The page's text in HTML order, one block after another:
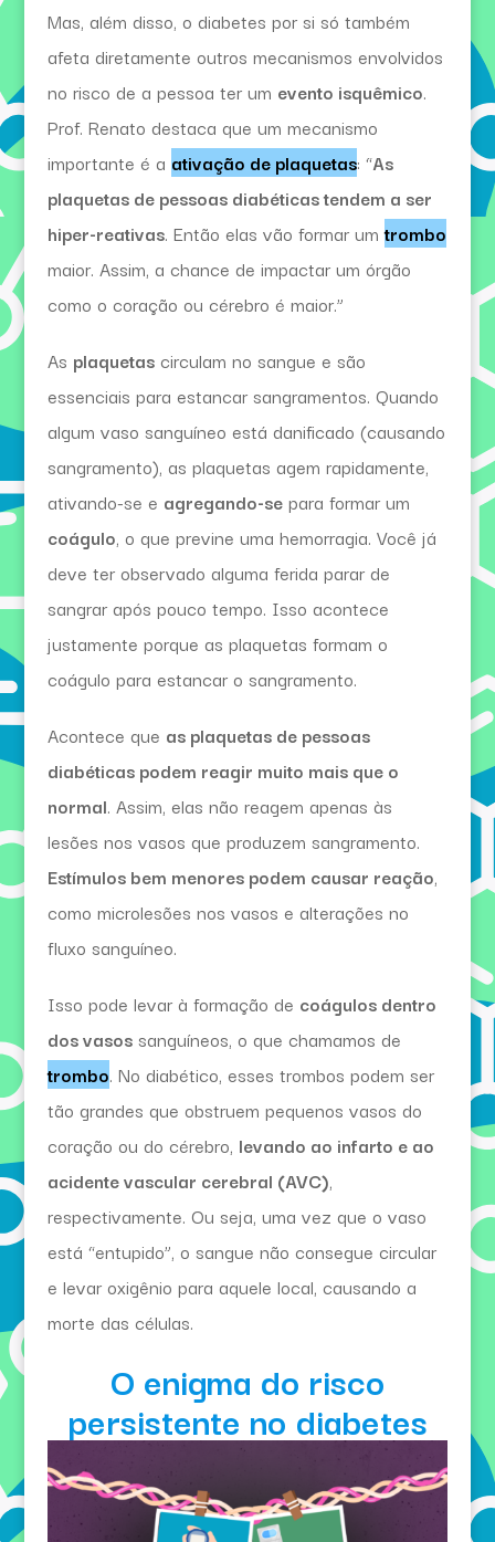
Mas, além disso, o diabetes por si só também
afeta diretamente outros mecanismos envolvidos
no risco de a pessoa ter um evento isquêmico.
Prof. Renato destaca que um mecanismo
importante é a ativação de plaquetas: “As
plaquetas de pessoas diabéticas tendem a ser
hiper-reativas. Então elas vão formar umtrombo
maior. Assim, a chance de impactar um órgão
como o coração ou cérebro é maior.”
As plaquetascirculam no sangue e são
essenciais para estancar sangramentos. Quando
algum vaso sanguíneo está danificado (causando
sangramento), as plaquetas agem rapidamente,
ativando-se e agregando-separa formar um
coágulo, o que previne uma hemorragia. Você já
deve ter observado alguma ferida parar de
sangrar após pouco tempo. Isso acontece
justamente porque as plaquetas formam o
coágulo para estancar o sangramento.
Acontece que as plaquetas de pessoas
diabéticas podem reagir muito mais que o
normal. Assim, elas não reagem apenas às
lesões nos vasos que produzem sangramento.
Estímulos bem menores podem causar reação,
como microlesões nos vasos e alterações no
fluxo sanguíneo.
Isso pode levar à formação de coágulos dentro
dos vasossanguíneos, o que chamamos de
trombo. No diabético, esses trombos podem ser
tão grandes que obstruem pequenos vasos do
coração ou do cérebro, levando ao infarto e ao
acidente vascular cerebral (AVC),
respectivamente. Ou seja, uma vez que o vaso
está “entupido”, o sangue não consegue circular
e levar oxigênio para aquele local, causando a
morte das células.
O enigma do risco
persistente no diabetes